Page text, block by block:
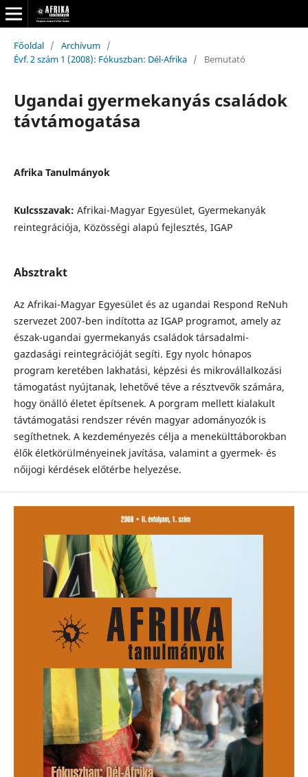
Főoldal / Archívum /
Évf. 2 szám 1 (2008): Fókuszban: Dél-Afrika / Bemutató
Ugandai gyermekanyás családok
távtámogatása
Afrika Tanulmányok
Kulcsszavak: Afrikai-Magyar Egyesület, Gyermekanyák
reintegrációja, Közösségi alapú fejlesztés, IGAP
Absztrakt
Az Afrikai-Magyar Egyesület és az ugandai Respond ReNuh
szervezet 2007-ben indította az IGAP programot, amely az
észak-ugandai gyermekanyás családok társadalmi-
gazdasági reintegrációját segíti. Egy nyolc hónapos
program keretében lakhatási, képzési és mikrovállalkozási
támogatást nyújtanak, lehetővé téve a résztvevők számára,
hogy önálló életet építsenek. A porgram mellett kialakult
távtámogatási rendszer révén magyar adományozók is
segíthetnek. A kezdeményezés célja a menekülttáborokban
élők életkörülményeinek javítása, valamint a gyermek- és
nőijogi kérdések előtérbe helyezése.